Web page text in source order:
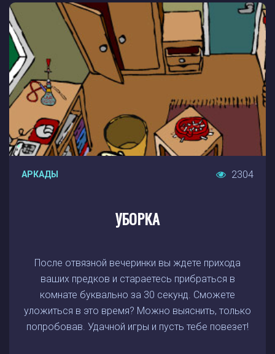
АРКАДЫ 2304
УБОРКА
После отвязной вечеринки вы ждете прихода
ваших предков и стараетесь прибраться в
комнате буквально за 30 секунд. Сможете
уложиться в это время? Можно выяснить, только
попробовав. Удачной игры и пусть тебе повезет!